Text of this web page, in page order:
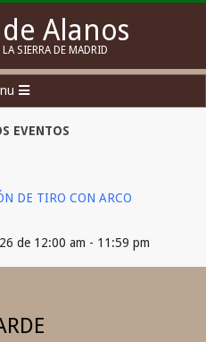
SIERRA DE MADRID
EVENTOS
DE TIRO CON ARCO
de 12:00 am - 11:59 pm